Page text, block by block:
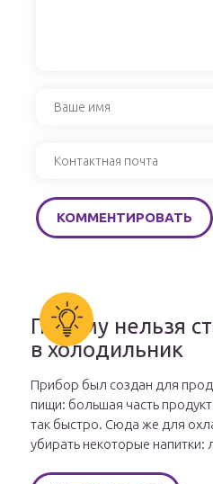
Почему нельзя
в холодильник
Прибор был создан для
пищи: большая часть
так быстро. Сюда же для
убирать некоторые